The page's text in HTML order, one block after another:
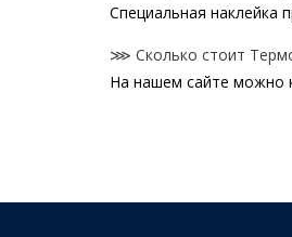
Специальная наклейка
⋙ Сколько стоит
На нашем сайте можно
Термопредохранитель